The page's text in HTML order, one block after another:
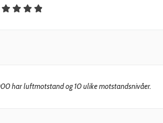
har luftmotstand og 10 ulike motstandsnivåer.